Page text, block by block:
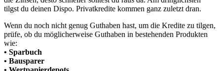
tilgst du deinen Dispo. Privatkredite kommen ganz zuletzt dran.
Wenn du noch nicht genug Guthaben hast, um die Kredite zu tilgen,
prüfe, ob du möglicherweise Guthaben in bestehenden Produkten
wie:
• Sparbuch
• Bausparer